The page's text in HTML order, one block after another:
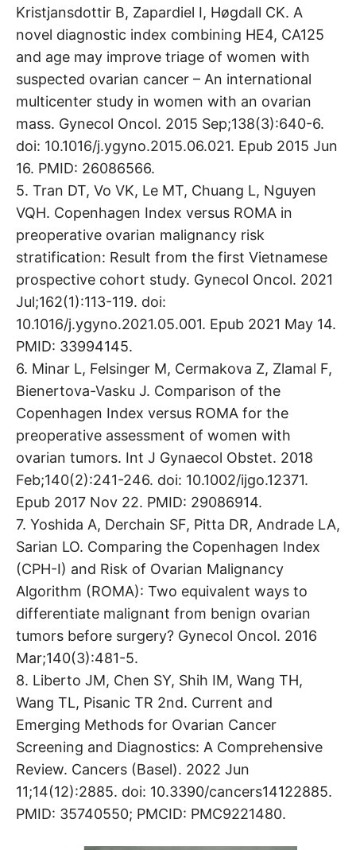
Kristjansdottir B, Zapardiel I, Høgdall CK. A
novel diagnostic index combining HE4, CA125
and age may improve triage of women with
suspected ovarian cancer – An international
multicenter study in women with an ovarian
mass. Gynecol Oncol. 2015 Sep;138(3):640-6.
doi: 10.1016/j.ygyno.2015.06.021. Epub 2015 Jun
16. PMID: 26086566.
5. Tran DT, Vo VK, Le MT, Chuang L, Nguyen
VQH. Copenhagen Index versus ROMA in
preoperative ovarian malignancy risk
stratification: Result from the first Vietnamese
prospective cohort study. Gynecol Oncol. 2021
Jul;162(1):113-119. doi:
10.1016/j.ygyno.2021.05.001. Epub 2021 May 14.
PMID: 33994145.
6. Minar L, Felsinger M, Cermakova Z, Zlamal F,
Bienertova-Vasku J. Comparison of the
Copenhagen Index versus ROMA for the
preoperative assessment of women with
ovarian tumors. Int J Gynaecol Obstet. 2018
Feb;140(2):241-246. doi: 10.1002/ijgo.12371.
Epub 2017 Nov 22. PMID: 29086914.
7. Yoshida A, Derchain SF, Pitta DR, Andrade LA,
Sarian LO. Comparing the Copenhagen Index
(CPH-I) and Risk of Ovarian Malignancy
Algorithm (ROMA): Two equivalent ways to
differentiate malignant from benign ovarian
tumors before surgery? Gynecol Oncol. 2016
Mar;140(3):481-5.
8. Liberto JM, Chen SY, Shih IM, Wang TH,
Wang TL, Pisanic TR 2nd. Current and
Emerging Methods for Ovarian Cancer
Screening and Diagnostics: A Comprehensive
Review. Cancers (Basel). 2022 Jun
11;14(12):2885. doi: 10.3390/cancers14122885.
PMID: 35740550; PMCID: PMC9221480.